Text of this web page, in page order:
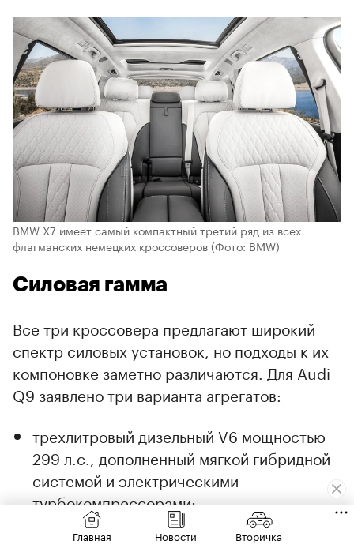
BMW X7 имеет самый компактный третий ряд из всех
флагманских немецких кроссоверов(Фото: BMW)
Силовая гамма
Все три кроссовера предлагают широкий
спектр силовых установок, но подходы к их
компоновке заметно различаются. Для Audi
Q9 заявлено три варианта агрегатов:
трехлитровый дизельный V6 мощностью
299 л.с., дополненный мягкой гибридной
системой и электрическими
турбокомпрессорами;
2,9-литровый бензиновый V6 мощностью
Главная Новости Вторичка